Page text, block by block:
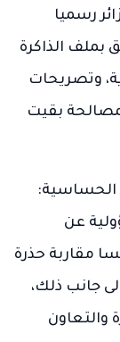
رسميا
بملف الذاكرة
وتصريحات
بقيت
الحساسية:
عن
مقاربة حذرة
جانب ذلك،
والتعاون